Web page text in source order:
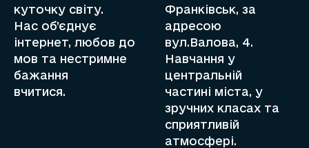
куточку світу.
Нас об’єднує
інтернет, любов до
мов та нестримне
бажання
вчитися.
Франківськ, за
адресою
вул.Валова, 4.
Навчання у
центральній
частині міста, у
зручних класах та
сприятливій
атмосфері.